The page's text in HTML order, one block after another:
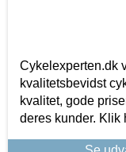
Cykelexperten.dk
kvalitetsbevidst
kvalitet, gode
deres kunder. Klik